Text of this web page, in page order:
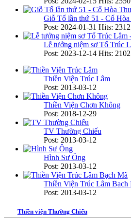
Giỗ Tổ lần thứ 51 - Cố
Post: 2024-01-31 Hits: 2312
Lễ tưởng niệm sơ Tổ Trúc
Post: 2023-12-14 Hits: 2102
Thiền Viện Trúc Lâm
Post: 2013-03-12
Thiền Viện Chơn Không
Post: 2018-12-29
TV Thường Chiếu
Post: 2013-03-12
Hình Sư Ông
Post: 2013-03-12
Thiền Viện Trúc Lâm Bạch
Post: 2013-03-12
Thiền viện Thường Chiếu